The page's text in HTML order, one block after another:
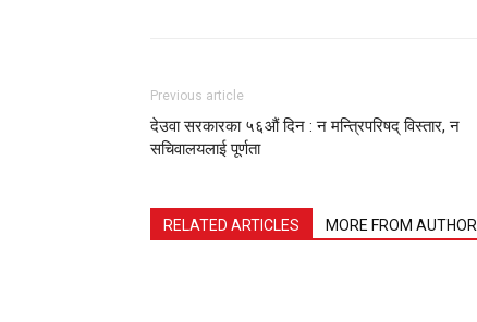
Previous article
देउवा सरकारका ५६औं दिन : न मन्त्रिपरिषद् विस्तार, न
सचिवालयलाई पूर्णता
RELATED ARTICLES MORE FROM AUTHOR